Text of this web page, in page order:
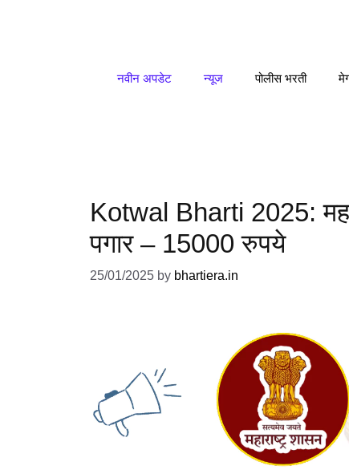
नवीन अपडेट न्यूज पोलीस भरती
Kotwal Bharti 2025:
पगार – 15000 रुपये
25/01/2025 by bhartiera.in